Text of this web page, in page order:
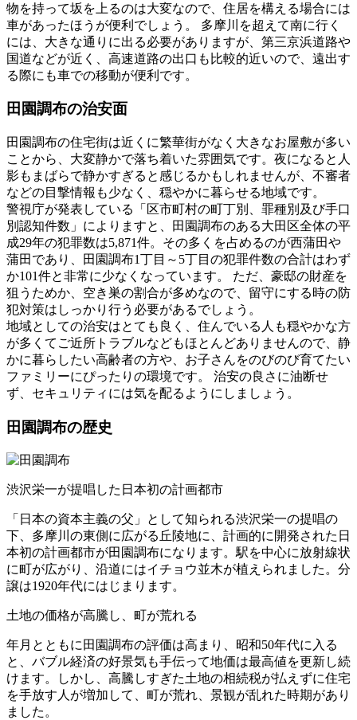
物を持って坂を上るのは大変なので、住居を構える場合には
車があったほうが便利でしょう。 多摩川を超えて南に行く
には、大きな通りに出る必要がありますが、第三京浜道路や
国道などが近く、高速道路の出口も比較的近いので、遠出す
る際にも車での移動が便利です。
田園調布の治安面
田園調布の住宅街は近くに繁華街がなく大きなお屋敷が多い
ことから、大変静かで落ち着いた雰囲気です。夜になると人
影もまばらで静かすぎると感じるかもしれませんが、不審者
などの目撃情報も少なく、穏やかに暮らせる地域です。
警視庁が発表している「区市町村の町丁別、罪種別及び手口
別認知件数」によりますと、田園調布のある大田区全体の平
成29年の犯罪数は5,871件。その多くを占めるのが西蒲田や
蒲田であり、田園調布1丁目～5丁目の犯罪件数の合計はわず
か101件と非常に少なくなっています。 ただ、豪邸の財産を
狙うためか、空き巣の割合が多めなので、留守にする時の防
犯対策はしっかり行う必要があるでしょう。
地域としての治安はとても良く、住んでいる人も穏やかな方
が多くてご近所トラブルなどもほとんどありませんので、静
かに暮らしたい高齢者の方や、お子さんをのびのび育てたい
ファミリーにぴったりの環境です。 治安の良さに油断せ
ず、セキュリティには気を配るようにしましょう。
田園調布の歴史
渋沢栄一が提唱した日本初の計画都市
「日本の資本主義の父」として知られる渋沢栄一の提唱の
下、多摩川の東側に広がる丘陵地に、計画的に開発された日
本初の計画都市が田園調布になります。駅を中心に放射線状
に町が広がり、沿道にはイチョウ並木が植えられました。分
譲は1920年代にはじまります。
土地の価格が高騰し、町が荒れる
年月とともに田園調布の評価は高まり、昭和50年代に入る
と、バブル経済の好景気も手伝って地価は最高値を更新し続
けます。しかし、高騰しすぎた土地の相続税が払えずに住宅
を手放す人が増加して、町が荒れ、景観が乱れた時期があり
ました。